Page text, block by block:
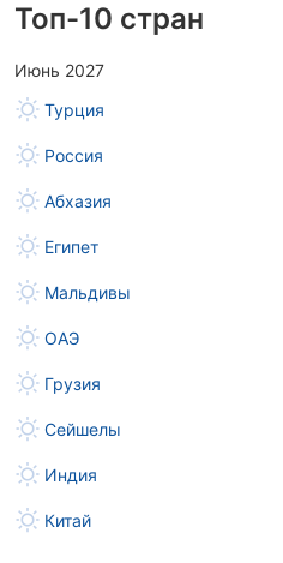
Топ-10 стран
Июнь 2027
Турция
Россия
Абхазия
Египет
Мальдивы
ОАЭ
Грузия
Сейшелы
Индия
Китай